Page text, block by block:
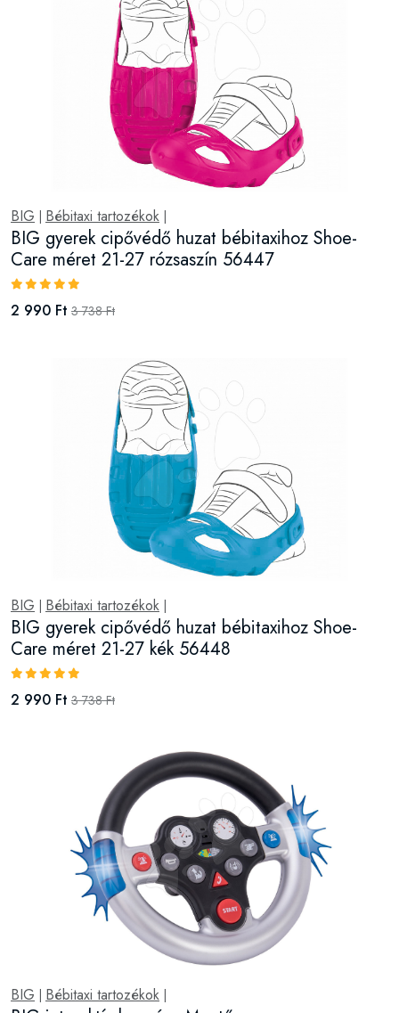
BIG Bébitaxi tartozékok
BIG gyerek cipővédő huzat bébitaxihoz Shoe-
Care méret 21-27 rózsaszín 56447
2 990 Ft 3 738 Ft
BIG Bébitaxi tartozékok
BIG gyerek cipővédő huzat bébitaxihoz Shoe-
Care méret 21-27 kék 56448
2 990 Ft 3 738 Ft
BIG Bébitaxi tartozékok